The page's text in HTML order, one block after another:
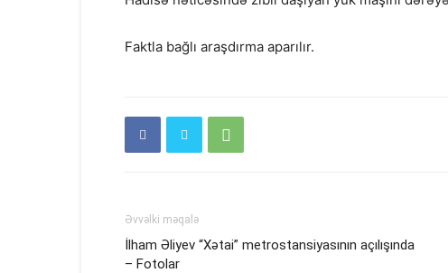
Faktla bağlı araşdırma aparılır.
Əvvəlki məqalə
İlham Əliyev “Xətai” metrostansiyasının açılışında
– Fotolar